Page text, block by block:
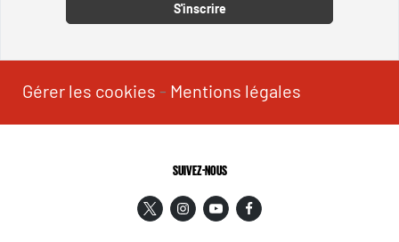
S'inscrire
Gérer les cookies - Mentions légales
SUIVEZ-NOUS